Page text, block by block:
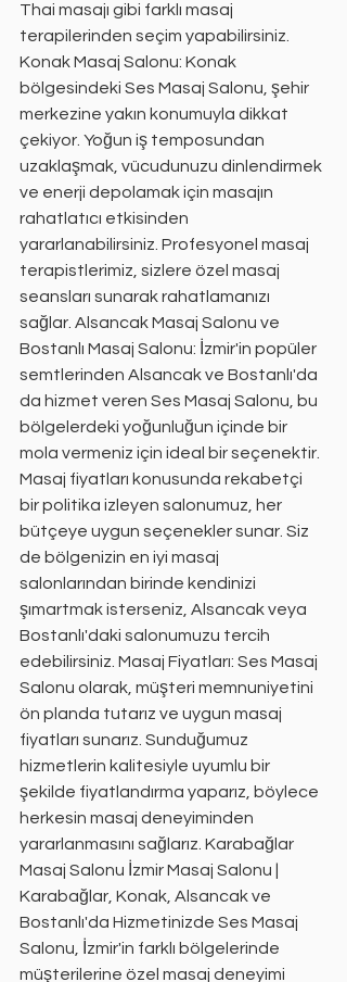
Thai masajı gibi farklı masaj
terapilerinden seçim yapabilirsiniz.
Konak Masaj Salonu: Konak
bölgesindeki Ses Masaj Salonu, şehir
merkezine yakın konumuyla dikkat
çekiyor. Yoğun iş temposundan
uzaklaşmak, vücudunuzu dinlendirmek
ve enerji depolamak için masajın
rahatlatıcı etkisinden
yararlanabilirsiniz. Profesyonel masaj
terapistlerimiz, sizlere özel masaj
seansları sunarak rahatlamanızı
sağlar. Alsancak Masaj Salonu ve
Bostanlı Masaj Salonu: İzmir'in popüler
semtlerinden Alsancak ve Bostanlı'da
da hizmet veren Ses Masaj Salonu, bu
bölgelerdeki yoğunluğun içinde bir
mola vermeniz için ideal bir seçenektir.
Masaj fiyatları konusunda rekabetçi
bir politika izleyen salonumuz, her
bütçeye uygun seçenekler sunar. Siz
de bölgenizin en iyi masaj
salonlarından birinde kendinizi
şımartmak isterseniz, Alsancak veya
Bostanlı'daki salonumuzu tercih
edebilirsiniz. Masaj Fiyatları: Ses Masaj
Salonu olarak, müşteri memnuniyetini
ön planda tutarız ve uygun masaj
fiyatları sunarız. Sunduğumuz
hizmetlerin kalitesiyle uyumlu bir
şekilde fiyatlandırma yaparız, böylece
herkesin masaj deneyiminden
yararlanmasını sağlarız. Karabağlar
Masaj Salonu İzmir Masaj Salonu |
Karabağlar, Konak, Alsancak ve
Bostanlı'da Hizmetinizde Ses Masaj
Salonu, İzmir'in farklı bölgelerinde
müşterilerine özel masaj deneyimi